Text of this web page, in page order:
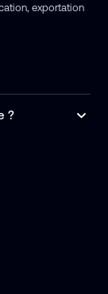
exportation
?